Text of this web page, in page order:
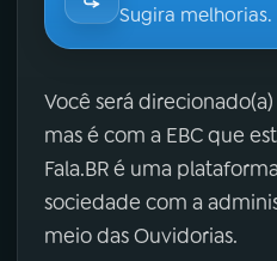
Sugira melhorias.
Você será direcionado(a)
mas é com a EBC que
Fala.BR é uma
sociedade com a
meio das Ouvidorias.